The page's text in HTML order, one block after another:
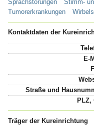
Sprachstörungen
Stimm-
Tumorerkrankungen
Kontaktdaten der
E-
Straße und
PLZ,
Träger der Kureinrichtung